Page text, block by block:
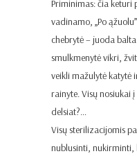
Priminimas: čia
vadinamo, „Po
chebrytė – juoda
smulkmenytė vikri,
veikli mažulytė katytė
rainyte. Visų nosiukai
delsiat?…
Visų sterilizacijomis
nublusinti, nukirminti,